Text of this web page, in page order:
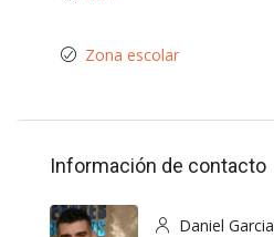
Zona escolar
Información de contacto
Daniel Garcia